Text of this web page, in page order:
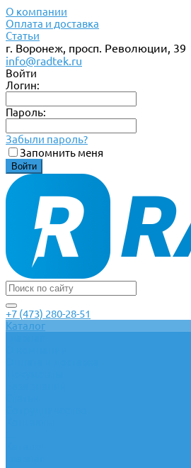
О компании
Оплата и доставка
Статьи
г. Воронеж, просп. Революции, 39
info@radtek.ru
Войти
Логин:
Пароль:
Забыли пароль?
Запомнить меня
+7 (473) 280-28-51
Каталог